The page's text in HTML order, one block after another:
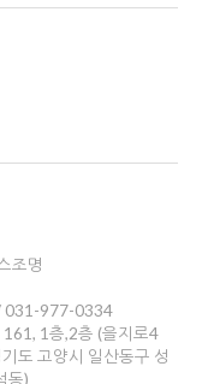
조명
031-977-0334
161, 1층,2층 (을지로4
도 고양시 일산동구 성
동)